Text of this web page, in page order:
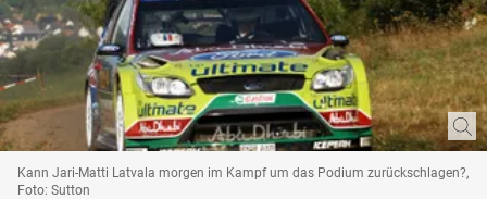
Kann Jari-Matti Latvala morgen im Kampf um das Podium zurückschlagen?,
Foto: Sutton